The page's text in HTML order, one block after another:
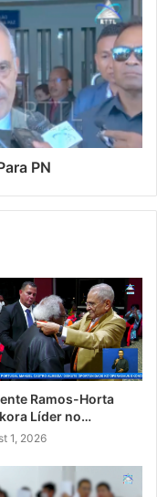
PN
Ramos-Horta
Líder no…
1, 2026